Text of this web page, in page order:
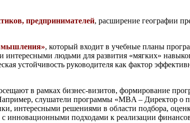
предпринимателей, расширение географии
мышления», который входит в учебные планы
людьми для развития «мягких»
устойчивость руководителя как фактор
в рамках бизнес-визитов, формирование
слушатели программы «MBA – Директор о
интересными решениями в области подбора,
инновационными подходами к реализации